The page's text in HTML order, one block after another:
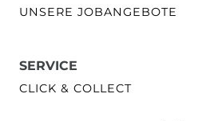
UNSERE JOBANGEBOTE
SERVICE
CLICK & COLLECT